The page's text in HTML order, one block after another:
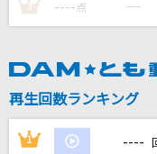
夏祭り
奥井雅美
3 ---- 点 ----
再生回数ランキング
1 ----